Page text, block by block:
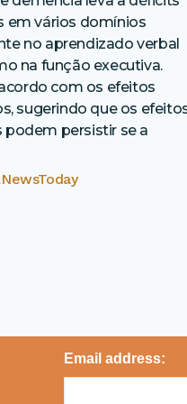
em vários domínios
no aprendizado verbal
na função executiva.
com os efeitos
sugerindo que os
podem persistir se a
Email address: